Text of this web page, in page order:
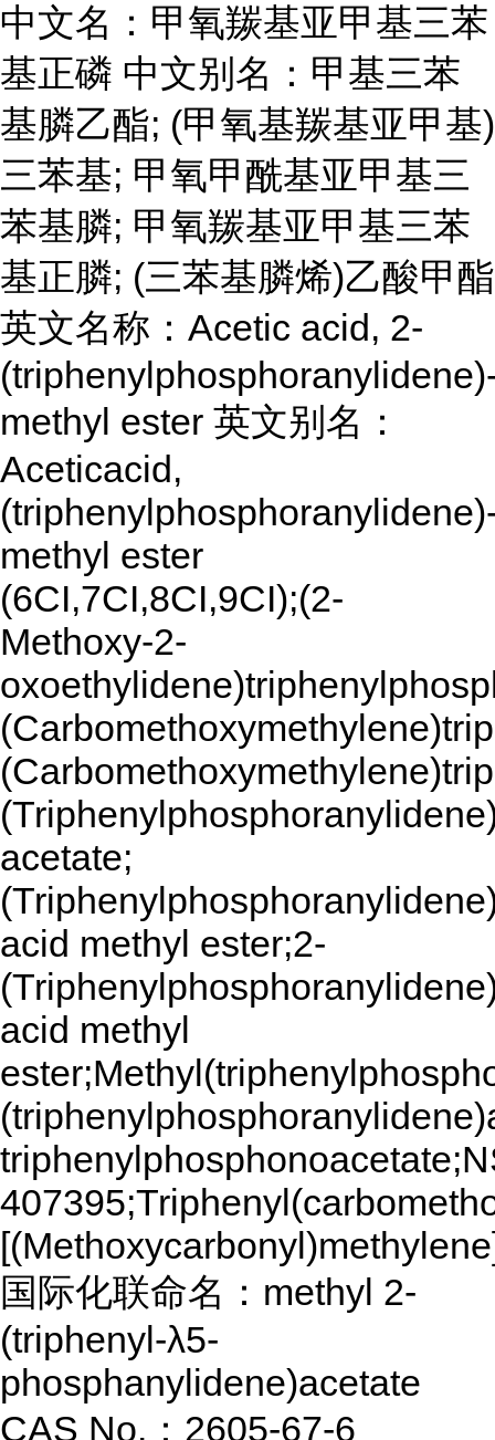
中文名：甲氧羰基亚甲基三苯
基正磷 中文别名：甲基三苯
基膦乙酯; (甲氧基羰基亚甲基)
三苯基; 甲氧甲酰基亚甲基三
苯基膦; 甲氧羰基亚甲基三苯
基正膦; (三苯基膦烯)乙酸甲酯
英文名称：Acetic acid, 2-
methyl ester 英文别名：
Aceticacid,
methyl ester
(6CI,7CI,8CI,9CI);(2-
Methoxy-2-
acetate;
acid methyl ester;2-
acid methyl
国际化联命名：methyl 2-
(triphenyl-λ5-
phosphanylidene)acetate
CAS No.：2605-67-6